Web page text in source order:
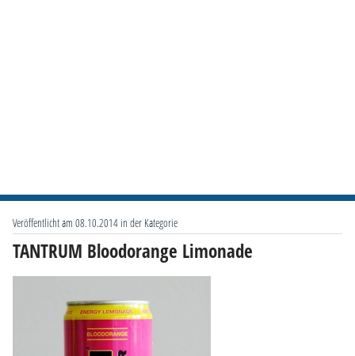
Veröffentlicht am 08.10.2014 in der Kategorie
TANTRUM Bloodorange Limonade